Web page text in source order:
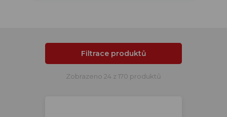
Filtrace produktů
Zobrazeno 24 z 170 produktů